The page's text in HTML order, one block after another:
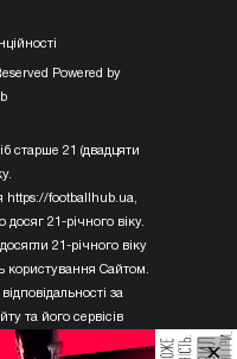
Powered by
старше 21 (двадцяти
https://footballhub.ua,
21-річного віку.
21-річного віку
користування Сайтом.
за
та його сервісів
21-річного віку.
×